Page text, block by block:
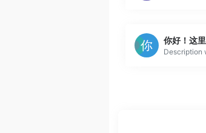
Description